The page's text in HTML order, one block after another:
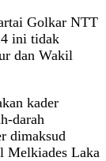
Golkar NTT
ini tidak
dan Wakil
kader
darah
dimaksud
Melkiades Laka